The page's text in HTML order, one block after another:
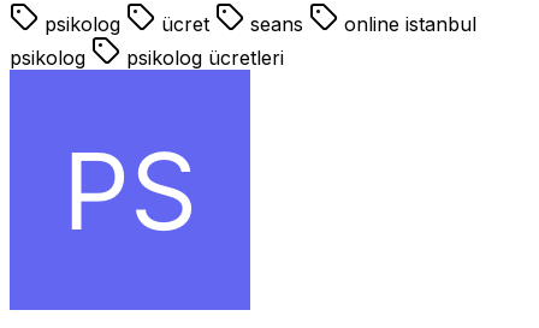
psikolog ücret seans
online istanbul
psikolog
psikolog ücretleri